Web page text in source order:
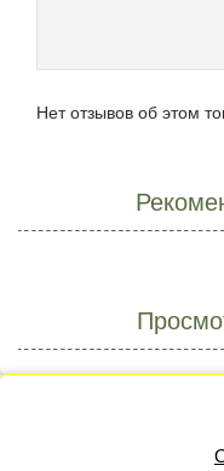
Нет отзывов об этом